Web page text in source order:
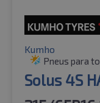
Kumho
Pneus para
Solus 4S